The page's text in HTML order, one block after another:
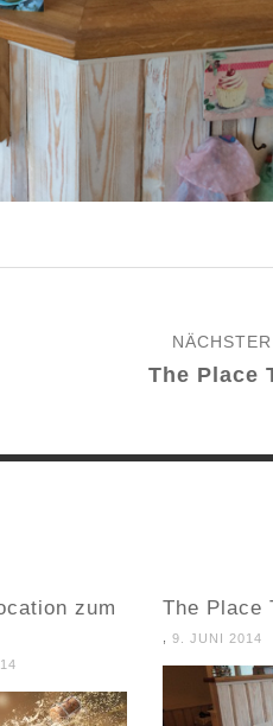
The Place
zum
The Place
9. JUNI 2014